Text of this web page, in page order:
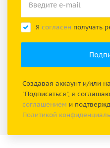
Я согласен получать
Создавая аккаунт и/или
"Подписаться", я
соглашением и
Политикой